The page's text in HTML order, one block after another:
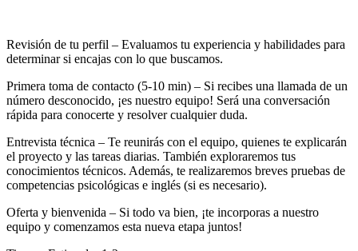
Revisión de tu perfil – Evaluamos tu experiencia y habilidades para
determinar si encajas con lo que buscamos.
Primera toma de contacto (5-10 min) – Si recibes una llamada de un
número desconocido, ¡es nuestro equipo! Será una conversación
rápida para conocerte y resolver cualquier duda.
Entrevista técnica – Te reunirás con el equipo, quienes te explicarán
el proyecto y las tareas diarias. También exploraremos tus
conocimientos técnicos. Además, te realizaremos breves pruebas de
competencias psicológicas e inglés (si es necesario).
Oferta y bienvenida – Si todo va bien, ¡te incorporas a nuestro
equipo y comenzamos esta nueva etapa juntos!